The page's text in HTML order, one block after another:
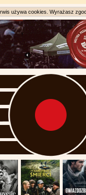
używa cookies. Wyrażasz